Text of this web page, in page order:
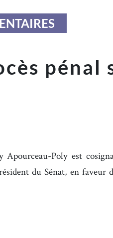
pénal
Apourceau-Poly est
du Sénat, en faveur